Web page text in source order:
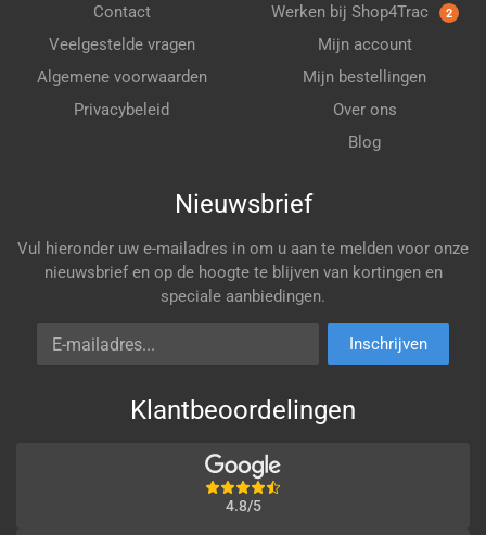
Contact
Veelgestelde vragen
Algemene voorwaarden
Privacybeleid
Werken bij Shop4Trac 2
Mijn account
Mijn bestellingen
Over ons
Blog
Nieuwsbrief
Vul hieronder uw e-mailadres in om u aan te melden voor onze
nieuwsbrief en op de hoogte te blijven van kortingen en
speciale aanbiedingen.
E-mailadres
Inschrijven
Klantbeoordelingen
4.8/5